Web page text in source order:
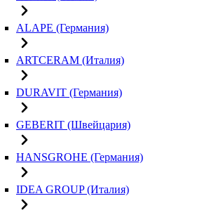
ALAPE (Германия)
ARTCERAM (Италия)
DURAVIT (Германия)
GEBERIT (Швейцария)
HANSGROHE (Германия)
IDEA GROUP (Италия)